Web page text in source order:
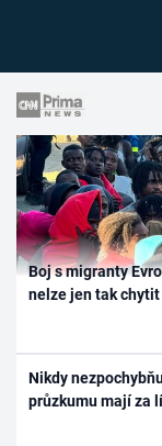
Boj s migranty
nelze jen tak
Nikdy
průzkumu mají za